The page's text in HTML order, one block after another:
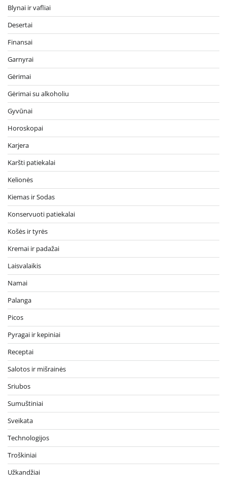
Blynai ir vafliai
Desertai
Finansai
Garnyrai
Gėrimai
Gėrimai su alkoholiu
Gyvūnai
Horoskopai
Karjera
Karšti patiekalai
Kelionės
Kiemas ir Sodas
Konservuoti patiekalai
Košės ir tyrės
Kremai ir padažai
Laisvalaikis
Namai
Palanga
Picos
Pyragai ir kepiniai
Receptai
Salotos ir mišrainės
Sriubos
Sumuštiniai
Sveikata
Technologijos
Troškiniai
Užkandžiai